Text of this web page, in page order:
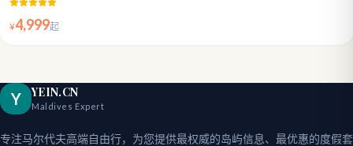
¥4,999起
Y YEIN.CN
Maldives Expert
专注马尔代夫高端自由行，为您提供最权威的岛屿信息、最优惠的度假套